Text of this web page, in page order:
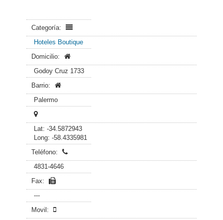
Categoría:
Hoteles Boutique
Domicilio:
Godoy Cruz 1733
Barrio:
Palermo
Lat: -34.5872943
Long: -58.4335981
Teléfono:
4831-4646
Fax:
---
Movil: